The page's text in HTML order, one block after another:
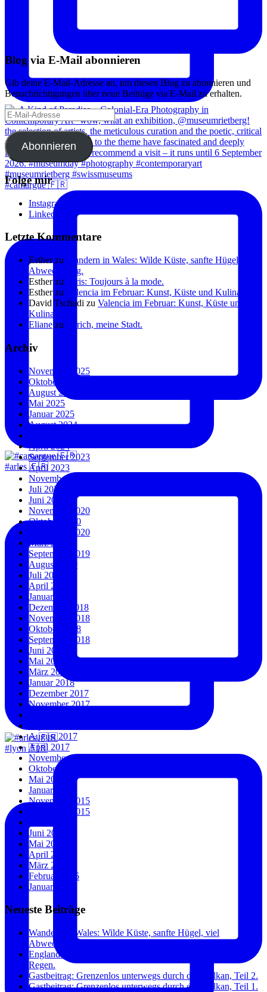
#camargue 🇫🇷
#arles 🇫🇷
#lyon 🇫🇷
Blog via E-Mail abonnieren
Gib deine E-Mail-Adresse an, um diesen Blog zu abonnieren und
Benachrichtigungen über neue Beiträge via E-Mail zu erhalten.
E-
Mail-
Adresse
Abonnieren
Folge mir
Instagram
Linkedin
Letzte Kommentare
Estherzu
Wandern in Wales: Wilde Küste, sanfte Hügel, viel
Abwechslung.
Estherzu
Paris: Toujours à la mode.
Estherzu
Valencia im Februar: Kunst, Küste und Kulinarik.
David Tschudi zu Valencia im Februar: Kunst, Küste und
Kulinarik.
Eliane zu Zürich, meine Stadt.
Archiv
November 2025
Oktober 2025
August 2025
Mai 2025
Januar 2025
August 2024
April 2024
September 2023
April 2023
November 2022
Juli 2022
Juni 2022
November 2020
Oktober 2020
September 2020
März 2020
September 2019
August 2019
Juli 2019
April 2019
Januar 2019
Dezember 2018
November 2018
Oktober 2018
September 2018
Juni 2018
Mai 2018
März 2018
Januar 2018
Dezember 2017
November 2017
August 2017
April 2017
November 2016
Oktober 2016
Mai 2016
Januar 2016
November 2015
September 2015
Juni 2015
Mai 2015
April 2015
März 2015
Februar 2015
Januar 2015
Neueste Beiträge
Wandern in Wales: Wilde Küste, sanfte Hügel, viel
Abwechslung.
England und Wales: Städte, Küste und überraschend wenig
Regen.
Gastbeitrag: Grenzenlos unterwegs durch den Balkan, Teil 2.
Gastbeitrag: Grenzenlos unterwegs durch den Balkan, Teil 1.